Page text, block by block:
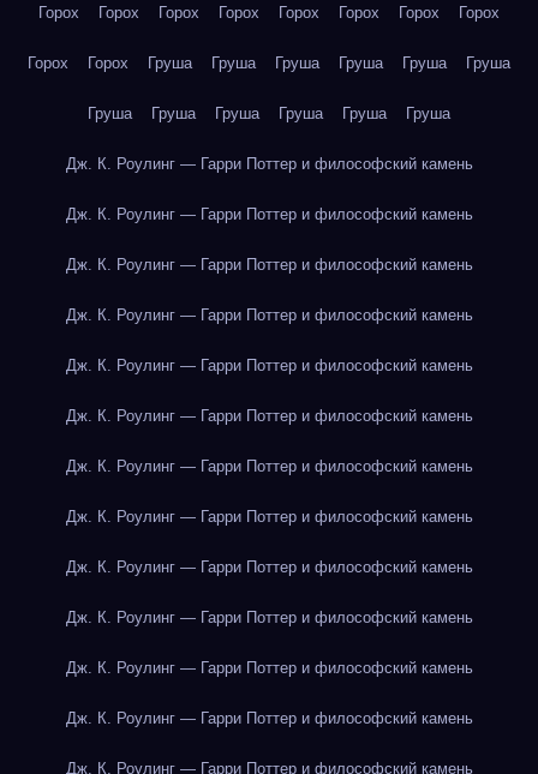
Горох Горох Горох Горох Горох Горох Горох Горох
Горох Горох Груша Груша Груша Груша Груша Груша
Груша Груша Груша Груша Груша Груша
Дж. К. Роулинг — Гарри Поттер и философский камень
Дж. К. Роулинг — Гарри Поттер и философский камень
Дж. К. Роулинг — Гарри Поттер и философский камень
Дж. К. Роулинг — Гарри Поттер и философский камень
Дж. К. Роулинг — Гарри Поттер и философский камень
Дж. К. Роулинг — Гарри Поттер и философский камень
Дж. К. Роулинг — Гарри Поттер и философский камень
Дж. К. Роулинг — Гарри Поттер и философский камень
Дж. К. Роулинг — Гарри Поттер и философский камень
Дж. К. Роулинг — Гарри Поттер и философский камень
Дж. К. Роулинг — Гарри Поттер и философский камень
Дж. К. Роулинг — Гарри Поттер и философский камень
Дж. К. Роулинг — Гарри Поттер и философский камень